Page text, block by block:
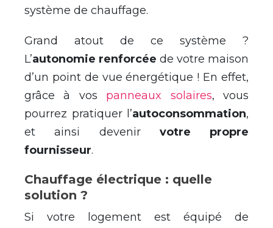
système de chauffage.
Grand atout de ce système ?
L’autonomie renforcée de votre maison
d’un point de vue énergétique ! En effet,
grâce à vos panneaux solaires, vous
pourrez pratiquer l’autoconsommation,
et ainsi devenir votre propre
fournisseur.
Chauffage électrique : quelle
solution ?
Si votre logement est équipé de